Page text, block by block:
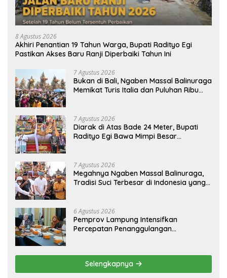
8 Agustus 2026
Akhiri Penantian 19 Tahun Warga, Bupati Radityo Egi
Pastikan Akses Baru Ranji Diperbaiki Tahun Ini
7 Agustus 2026
Bukan di Bali, Ngaben Massal Balinuraga
Memikat Turis Italia dan Puluhan Ribu
7 Agustus 2026
Diarak di Atas Bade 24 Meter, Bupati
Radityo Egi Bawa Mimpi Besar
7 Agustus 2026
Megahnya Ngaben Massal Balinuraga,
Tradisi Suci Terbesar di Indonesia yang
6 Agustus 2026
Pemprov Lampung Intensifkan
Percepatan Penanggulangan
Selengkapnya